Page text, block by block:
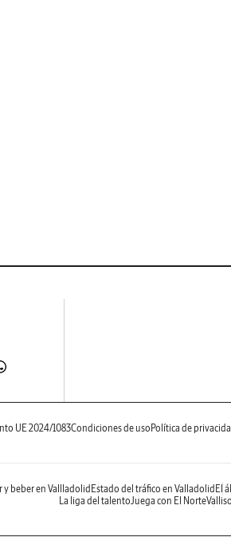
UE 2024/1083Condiciones de uso Política de
y beber en Vallladolid Estado del tráfico en Valladolid El
La liga del talentoJuega con El Norte